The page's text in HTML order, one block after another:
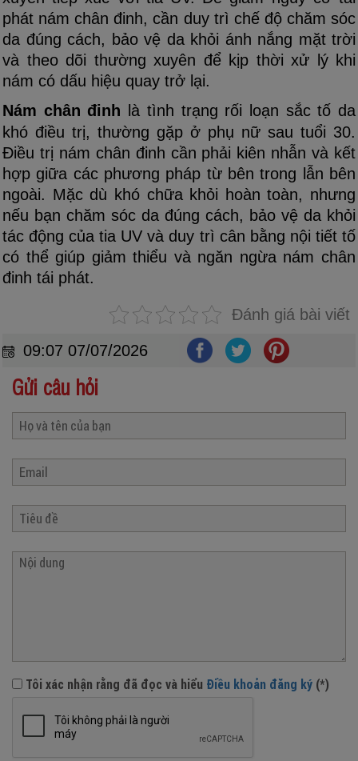
phát nám chân đinh, cần duy trì chế độ chăm sóc
da đúng cách, bảo vệ da khỏi ánh nắng mặt trời
và theo dõi thường xuyên để kịp thời xử lý khi
nám có dấu hiệu quay trở lại.
Nám chân đinh là tình trạng rối loạn sắc tố da
khó điều trị, thường gặp ở phụ nữ sau tuổi 30.
Điều trị nám chân đinh cần phải kiên nhẫn và kết
hợp giữa các phương pháp từ bên trong lẫn bên
ngoài. Mặc dù khó chữa khỏi hoàn toàn, nhưng
nếu bạn chăm sóc da đúng cách, bảo vệ da khỏi
tác động của tia UV và duy trì cân bằng nội tiết tố
có thể giúp giảm thiểu và ngăn ngừa nám chân
đinh tái phát.
Đánh giá bài viết
09:07 07/07/2026
Gửi câu hỏi
Tôi xác nhận rằng đã đọc và hiểu Điều khoản đăng ký (*)